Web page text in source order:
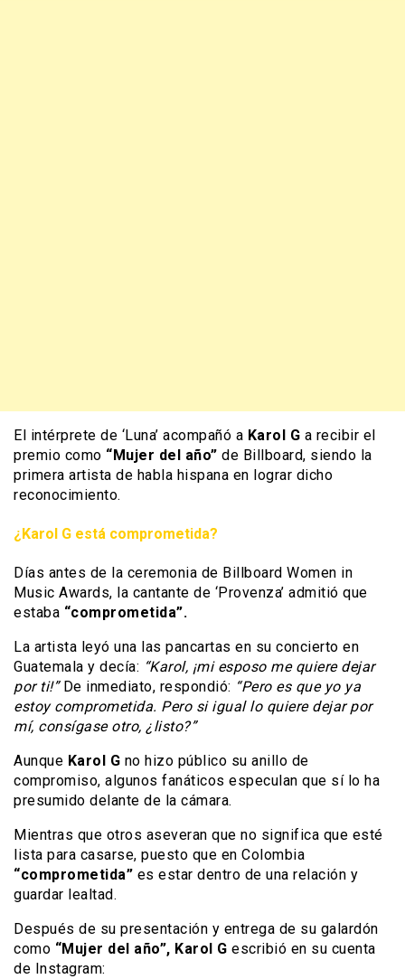
El intérprete de ‘Luna’ acompañó a Karol G a recibir el
premio como “Mujer del año” de Billboard, siendo la
primera artista de habla hispana en lograr dicho
reconocimiento.
¿Karol G está comprometida?
Días antes de la ceremonia de Billboard Women in
Music Awards, la cantante de ‘Provenza’ admitió que
estaba “comprometida”.
La artista leyó una las pancartas en su concierto en
Guatemala y decía: “Karol, ¡mi esposo me quiere dejar
por ti!”De inmediato, respondió: “Pero es que yo ya
estoy comprometida. Pero si igual lo quiere dejar por
mí, consígase otro, ¿listo?”
Aunque Karol G no hizo público su anillo de
compromiso, algunos fanáticos especulan que sí lo ha
presumido delante de la cámara.
Mientras que otros aseveran que no significa que esté
lista para casarse, puesto que en Colombia
“comprometida” es estar dentro de una relación y
guardar lealtad.
Después de su presentación y entrega de su galardón
como “Mujer del año”, Karol G escribió en su cuenta
de Instagram: